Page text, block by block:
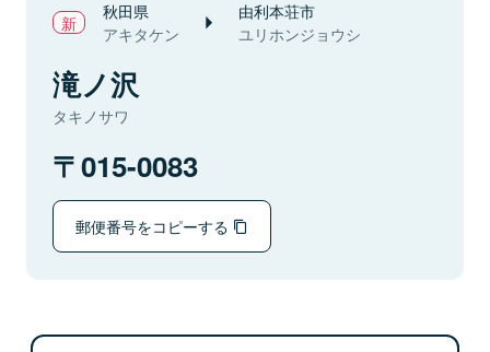
秋田県
アキタケン
由利本荘市
ユリホンジョウシ
滝ノ沢
タキノサワ
015-0083
郵便番号をコピーする